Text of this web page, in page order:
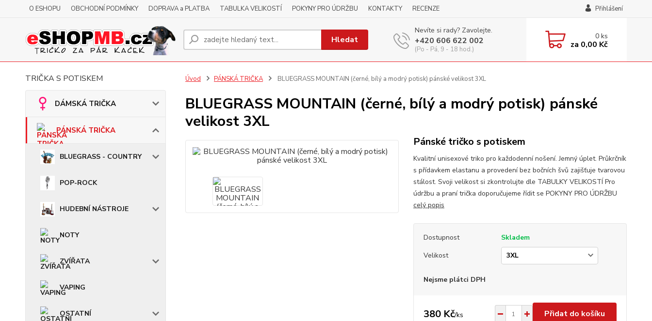
O ESHOPU OBCHODNÍ PODMÍNKY DOPRAVA a PLATBA TABULKA VELIKOSTÍ POKYNY PRO ÚDRŽBU KONTAKTY RECENZE Přihlášení
Hledat
Nevíte si rady? Zavolejte.
+420 606 622 002
(Po - Pá, 9 - 18 hod.)
0ks
za 0,00 Kč
TRIČKA S POTISKEM
DÁMSKÁ TRIČKA
PÁNSKÁ TRIČKA
BLUEGRASS - COUNTRY
POP-ROCK
HUDEBNÍ NÁSTROJE
NOTY
ZVÍŘATA
VAPING
OSTATNÍ
Úvod PÁNSKÁ TRIČKA BLUEGRASS MOUNTAIN (černé, bílý a modrý potisk) pánské velikost 3XL
BLUEGRASS MOUNTAIN (černé, bílý a modrý potisk) pánské
velikost 3XL
Pánské tričko s potiskem
Kvalitní unisexové triko pro každodenní nošení. Jemný úplet. Průkrčník
s přídavkem elastanu a provedení bez bočních švů zajišťuje tvarovou
stálost. Svoji velikost si zkontrolujte dle TABULKY VELIKOSTÍ Pro
údržbu a praní trička doporučujeme řídit se POKYNY PRO ÚDRŽBU
celý popis
Dostupnost
Skladem
Velikost
Nejsme plátci DPH
380 Kč/ks Přidat do košíku